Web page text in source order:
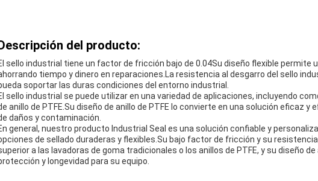
del producto:
sello industrial tiene un factor de fricción bajo de 0.04Su diseño flexible permite
tiempo y dinero en reparaciones.La resistencia al desgarro del sello
soportar las duras condiciones del entorno industrial.
sello industrial se puede utilizar en una variedad de aplicaciones, incluyendo
anillo de PTFE.Su diseño de anillo de PTFE lo convierte en una solución eficaz
daños y contaminación.
general, nuestro producto Industrial Seal es una solución confiable y
de sellado duraderas y flexibles.Su bajo factor de fricción y su
a las lavadoras de goma tradicionales o los anillos de PTFE, y su diseño
y longevidad para su equipo.